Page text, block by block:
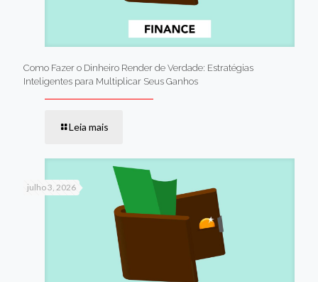
Como Fazer o Dinheiro Render de Verdade: Estratégias
Inteligentes para Multiplicar Seus Ganhos
Leia mais
julho 3, 2026